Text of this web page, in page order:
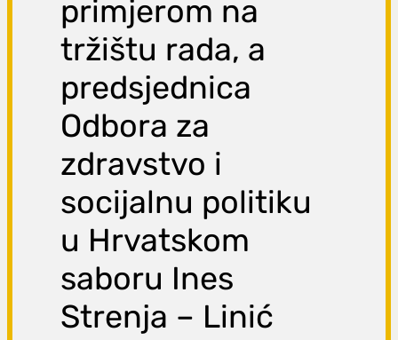
primjerom na
tržištu rada, a
predsjednica
Odbora za
zdravstvo i
socijalnu politiku
u Hrvatskom
saboru Ines
Strenja – Linić